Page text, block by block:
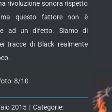
rivoluzione sonora rispetto
questo fattore non è
ad un difetto. Siamo di
tracce di Black realmente
8/10
2015 | Categorie: